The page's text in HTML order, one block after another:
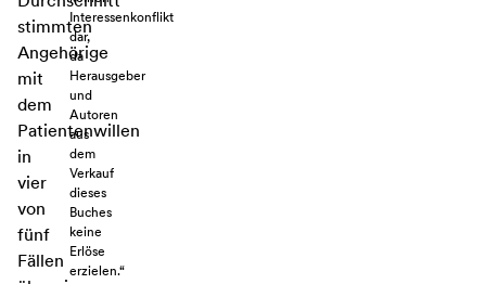
stimmten
Angehörige
mit
dem
Patientenwillen
in
vier
von
fünf
Fällen
Interessenkonflikt
dar,
da
Herausgeber
und
Autoren
aus
dem
Verkauf
dieses
Buches
keine
Erlöse
erzielen.“